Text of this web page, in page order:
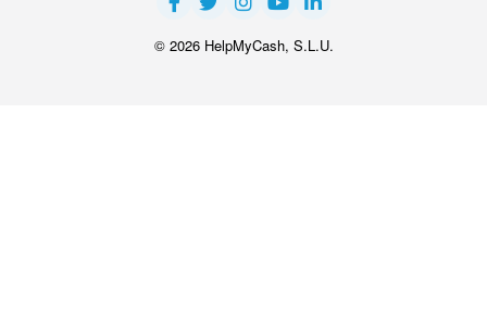
© 2026 HelpMyCash, S.L.U.